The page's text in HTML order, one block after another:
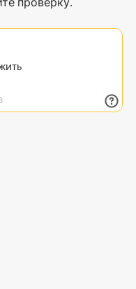
проверку.